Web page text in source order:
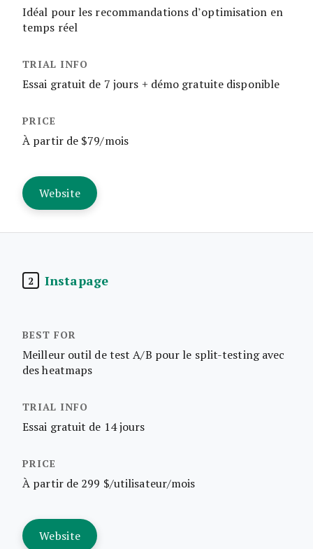
Idéal pour les recommandations d’optimisation en
temps réel
Essai gratuit de 7 jours + démo gratuite disponible
À partir de $79/mois
Website
2 Instapage
Meilleur outil de test A/B pour le split-testing avec
des heatmaps
Essai gratuit de 14 jours
À partir de 299 $/utilisateur/mois
Website